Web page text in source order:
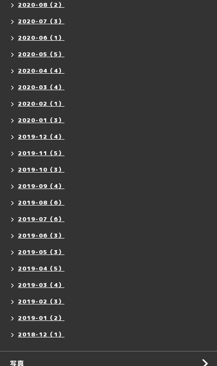
2020-08（2）
2020-07（3）
2020-06（1）
2020-05（5）
2020-04（4）
2020-03（4）
2020-02（1）
2020-01（3）
2019-12（4）
2019-11（5）
2019-10（3）
2019-09（4）
2019-08（6）
2019-07（6）
2019-06（3）
2019-05（3）
2019-04（5）
2019-03（4）
2019-02（3）
2019-01（2）
2018-12（1）
写真